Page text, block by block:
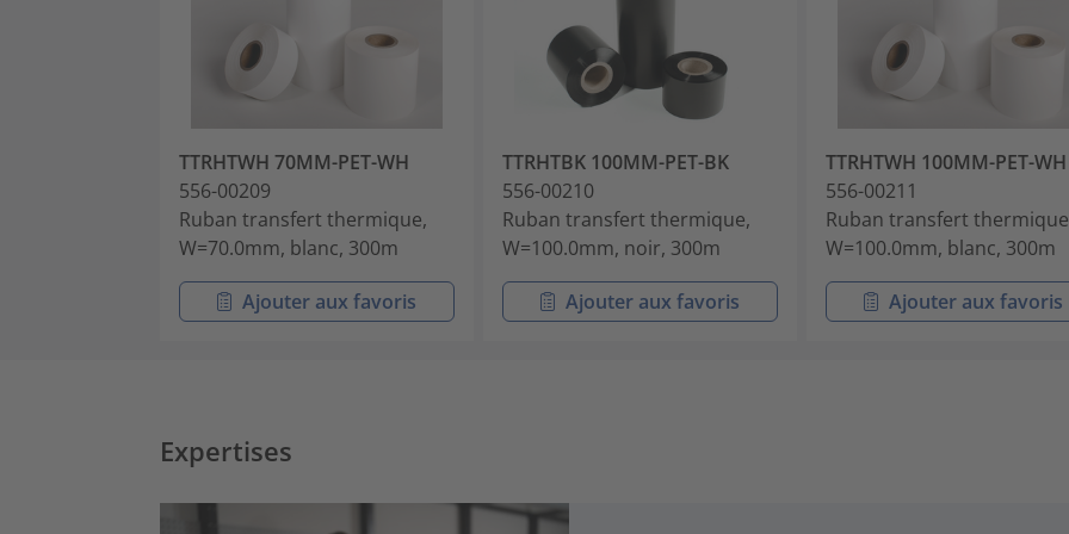
TTRHTWH 70MM-PET-WH
556-00209
Ruban transfert thermique,
W=70.0mm, blanc, 300m
Ajouter aux favoris
TTRHTBK 100MM-PET-BK
556-00210
Ruban transfert thermique,
W=100.0mm, noir, 300m
Ajouter aux favoris
TTRHTWH 100MM-PET-WH
556-00211
Ruban transfert
W=100.0mm, blanc, 300m
Ajouter aux favoris
Expertises